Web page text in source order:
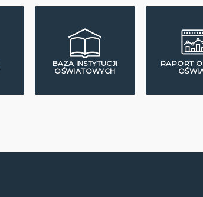
BAZA INSTYTUCJI
OŚWIATOWYCH
RAPORT